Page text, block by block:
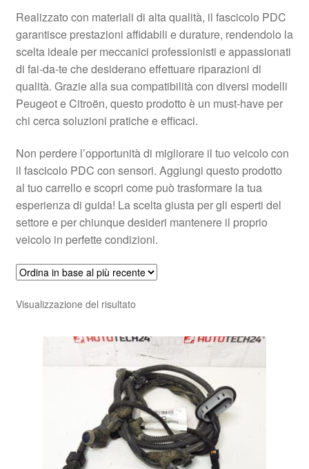
Registratore di cassa
Rimostranza
Spedizione in tutto il mondo
Termini e condizioni
Realizzato con materiali di alta qualità, il fascicolo PDC
garantisce prestazioni affidabili e durature, rendendolo la
scelta ideale per meccanici professionisti e appassionati
di fai-da-te che desiderano effettuare riparazioni di
qualità. Grazie alla sua compatibilità con diversi modelli
Peugeot e Citroën, questo prodotto è un must-have per
chi cerca soluzioni pratiche e efficaci.
Non perdere l’opportunità di migliorare il tuo veicolo con
il fascicolo PDC con sensori. Aggiungi questo prodotto
al tuo carrello e scopri come può trasformare la tua
esperienza di guida! La scelta giusta per gli esperti del
settore e per chiunque desideri mantenere il proprio
veicolo in perfette condizioni.
Visualizzazione del risultato